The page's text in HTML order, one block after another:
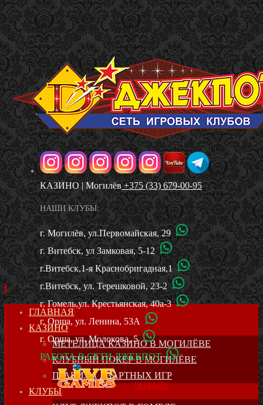
КАЗИНО | Могилёв+375 (33) 679-00-95
НАШИ КЛУБЫ:
г. Могилёв, ул.Первомайская, 29
г. Витебск, ул Замковая, 5-12
г.Витебск,1-я Краснобригадная,1
г.Витебск, ул. Терешковой, 23-2
г. Гомель,ул. Крестьянская, 40а-3
г. Орша, ул. Ленина, 53А
г. Орша, ул. Молокова, 5
РАБОТА В СЕТИ ДЖЕКПОТ
ОНЛАЙН
SKIP
CONTENT
ГЛАВНАЯ
КАЗИНО
МЕТЕЛИЦА КАЗИНО В МОГИЛЁВЕ
КЛУБНЫЙ ПОКЕР В МОГИЛЁВЕ
ПРАВИЛА АЗАРТНЫХ ИГР
КЛУБЫ